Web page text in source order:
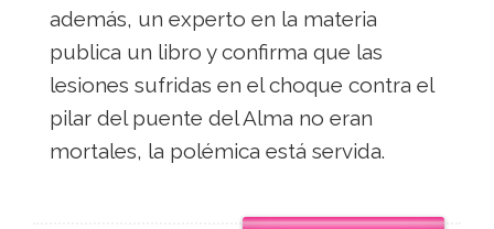
además, un experto en la materia
publica un libro y confirma que las
lesiones sufridas en el choque contra el
pilar del puente del Alma no eran
mortales, la polémica está servida.